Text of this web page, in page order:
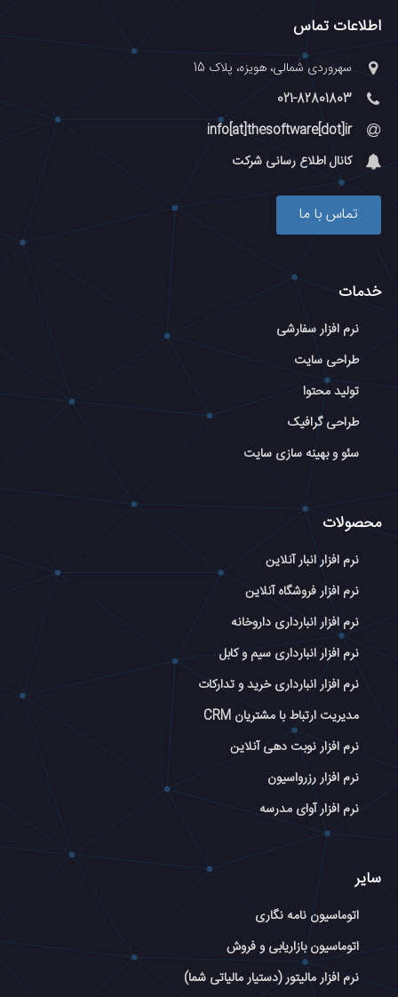
اطلاعات تماس
سهروردی شمالی، هویزه، پلاک 15
021-82801803
info[at]thesoftware[dot]ir
کانال اطلاع رسانی شرکت
تماس با ما
خدمات
نرم افزار سفارشی
طراحی سایت
تولید محتوا
طراحی گرافیک
سئو و بهینه سازی سایت
محصولات
نرم افزار انبار آنلاین
نرم افزار فروشگاه آنلاین
نرم افزار انبارداری داروخانه
نرم افزار انبارداری سیم و کابل
نرم افزار انبارداری خرید و تدارکات
مدیریت ارتباط با مشتریان CRM
نرم افزار نوبت دهی آنلاین
نرم افزار رزرواسیون
نرم افزار آوای مدرسه
سایر
اتوماسیون نامه نگاری
اتوماسیون بازاریابی و فروش
نرم افزار مالیتور (دستیار مالیاتی شما)